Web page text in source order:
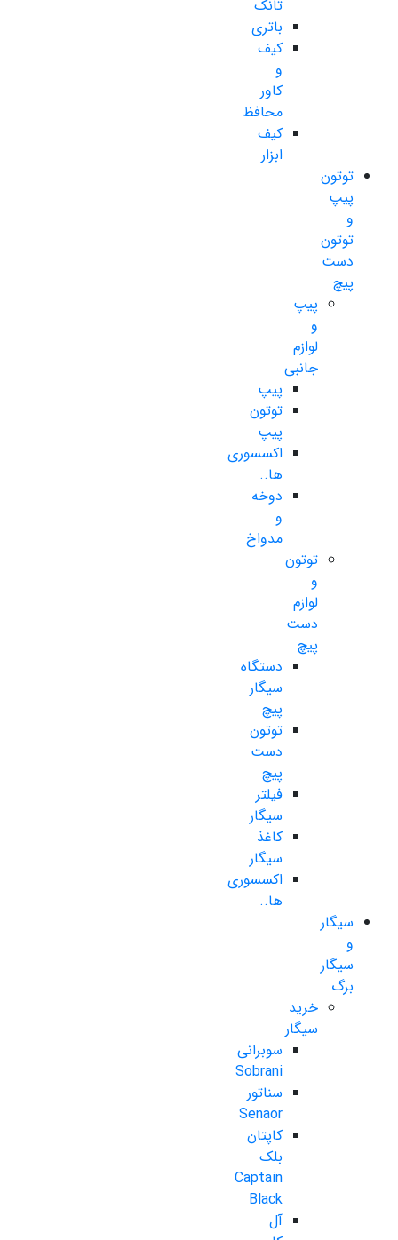
تانک
باتری
کیف
و
کاور
محافظ
کیف
ابزار
توتون
پیپ
و
توتون
دست
پیچ
پیپ
و
لوازم
جانبی
پیپ
توتون
پیپ
اکسسوری
ها..
دوخه
و
مدواخ
توتون
و
لوازم
دست
پیچ
دستگاه
سیگار
پیچ
توتون
دست
پیچ
فیلتر
سیگار
کاغذ
سیگار
اکسسوری
ها..
سیگار
و
سیگار
برگ
خرید
سیگار
سوبرانی
Sobrani
سناتور
Senaor
کاپتان
بلک
Captain
Black
آل